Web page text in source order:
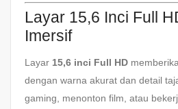
Layar 15,6 Inci Full
Imersif
Layar 15,6 inci Full HD
dengan warna akurat dan detail
gaming, menonton film, atau